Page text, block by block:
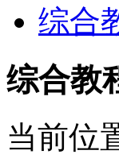
综合
综合教
当前位